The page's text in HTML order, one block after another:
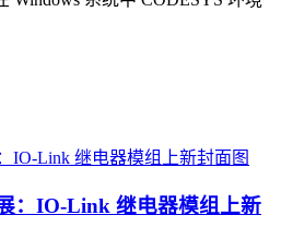
：IO-Link 继电器模组上新